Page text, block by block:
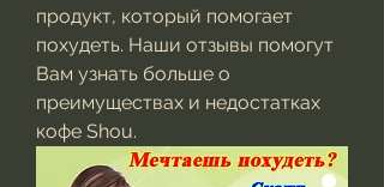
продукт, который помогает
похудеть. Наши отзывы помогут
Вам узнать больше о
преимуществах и недостатках
кофе Shou.